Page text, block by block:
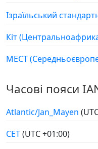
Ізраїльський
Кіт
МЕСТ
Часові пояси
Atlantic/Jan_Mayen
CET(UTC +01:00)